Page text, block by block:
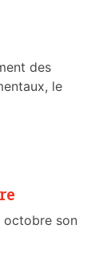
des
le
octobre son